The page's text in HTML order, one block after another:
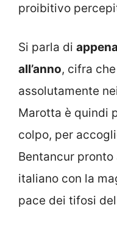
proibitivo
Si parla di
all’anno, cifra
assolutamente
Marotta è quindi
colpo, per
Bentancur
italiano con la
pace dei tifosi